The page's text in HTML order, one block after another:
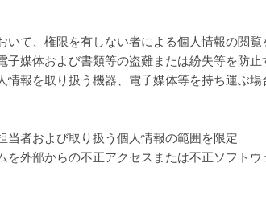
いて、権限を有しない者による個人情報の閲
子媒体および書類等の盗難または紛失等を防
情報を取り扱う機器、電子媒体等を持ち運ぶ
当者および取り扱う個人情報の範囲を限定
を外部からの不正アクセスまたは不正ソフト